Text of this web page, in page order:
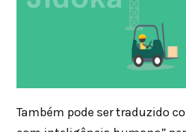
Também pode ser traduzido